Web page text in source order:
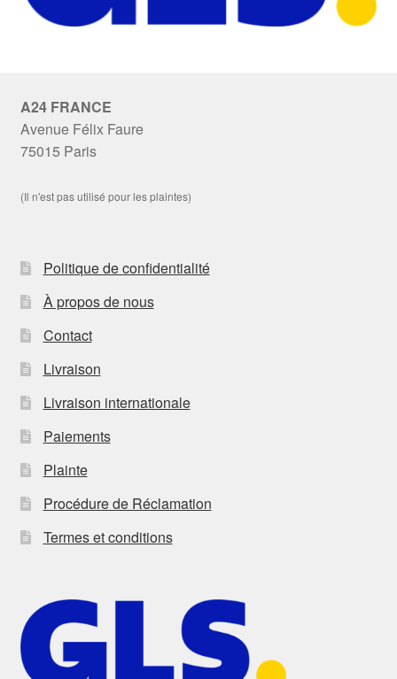
A24 FRANCE
Avenue Félix Faure
75015 Paris
(Il n'est pas utilisé pour les plaintes)
Politique de confidentialité
À propos de nous
Contact
Livraison
Livraison internationale
Paiements
Plainte
Procédure de Réclamation
Termes et conditions